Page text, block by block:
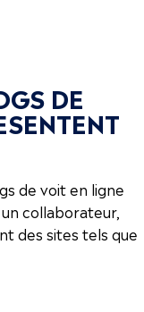
DE
de voit en ligne
collaborateur,
des sites tels que